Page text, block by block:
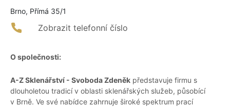
Brno, Přímá 35/1
Zobrazit telefonní číslo
O společnosti:
A-Z Sklenářství - Svoboda Zdeněk představuje firmu s
dlouholetou tradicí v oblasti sklenářských služeb, působící
v Brně. Ve své nabídce zahrnuje široké spektrum prací